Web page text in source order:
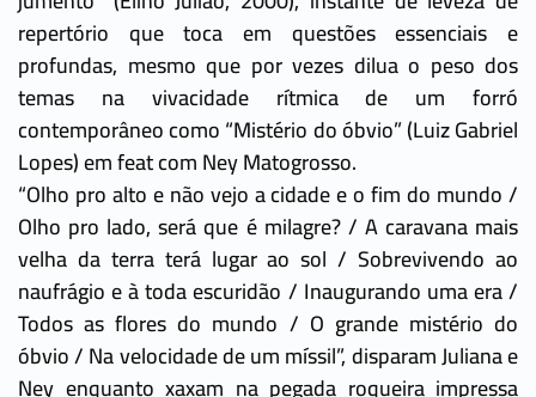
repertório que toca em questões essenciais e
profundas, mesmo que por vezes dilua o peso dos
temas na vivacidade rítmica de um forró
contemporâneo como “Mistério do óbvio” (Luiz Gabriel
Lopes) em feat com Ney Matogrosso.
“Olho pro alto e não vejo a cidade e o fim do mundo /
Olho pro lado, será que é milagre? / A caravana mais
velha da terra terá lugar ao sol / Sobrevivendo ao
naufrágio e à toda escuridão / Inaugurando uma era /
Todos as flores do mundo / O grande mistério do
óbvio / Na velocidade de um míssil”, disparam Juliana e
Ney enquanto xaxam na pegada roqueira impressa